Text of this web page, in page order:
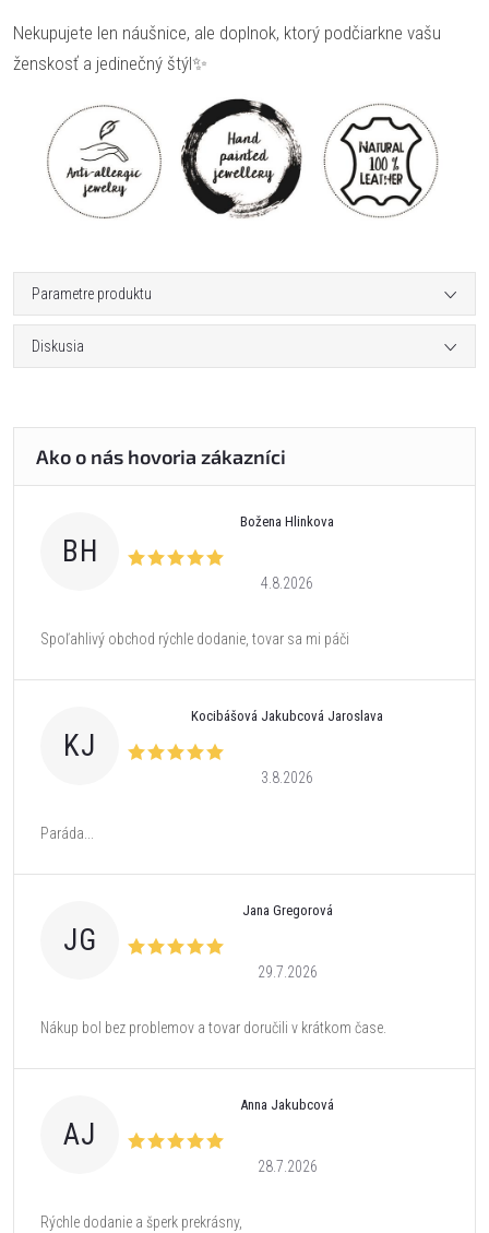
Nekupujete len náušnice, ale doplnok, ktorý podčiarkne vašu
ženskosť a jedinečný štýl✨
Parametre produktu
Diskusia
BH
Božena Hlinkova
4.8.2026
Spoľahlivý obchod rýchle dodanie, tovar sa mi páči
KJ
Kocibášová Jakubcová Jaroslava
3.8.2026
Paráda...
JG
Jana Gregorová
29.7.2026
Nákup bol bez problemov a tovar doručili v krátkom čase.
AJ
Anna Jakubcová
28.7.2026
Rýchle dodanie a šperk prekrásny,